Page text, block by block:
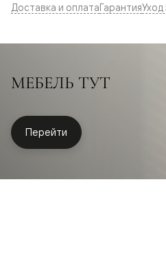
Доставка и оплатаГарантияУход
МЕБЕЛЬ ТУТ
Перейти